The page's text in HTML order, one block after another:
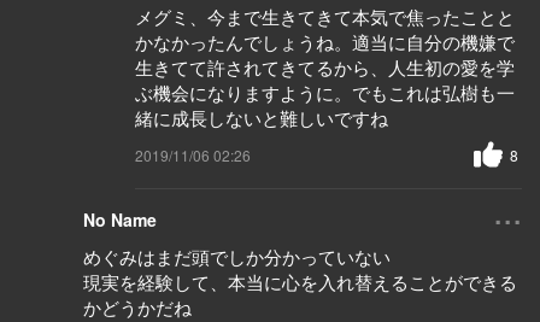
メグミ、今まで生きてきて本気で焦ったことと
かなかったんでしょうね。適当に自分の機嫌で
生きてて許されてきてるから、人生初の愛を学
ぶ機会になりますように。でもこれは弘樹も一
緒に成長しないと難しいですね
2019/11/06 02:26 8
No Name ...
めぐみはまだ頭でしか分かっていない
現実を経験して、本当に心を入れ替えることができる
かどうかだね